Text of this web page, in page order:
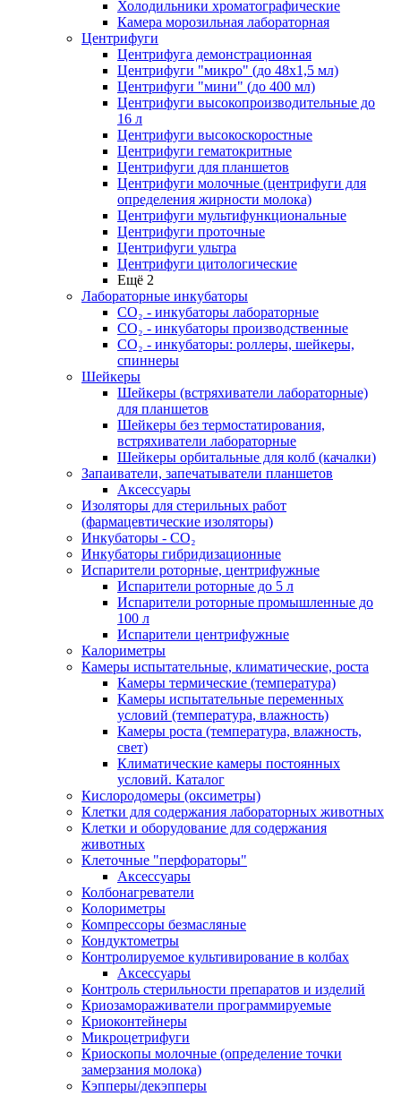
Холодильники хроматографические
Камера морозильная лабораторная
Центрифуги
Центрифуга демонстрационная
Центрифуги "микро" (до 48x1,5 мл)
Центрифуги "мини" (до 400 мл)
Центрифуги высокопроизводительные до
16 л
Центрифуги высокоскоростные
Центрифуги гематокритные
Центрифуги для планшетов
Центрифуги молочные (центрифуги для
определения жирности молока)
Центрифуги мультифункциональные
Центрифуги проточные
Центрифуги ультра
Центрифуги цитологические
Ещё 2
Лабораторные инкубаторы
СО₂ - инкубаторы лабораторные
СО₂ - инкубаторы производственные
СО₂ - инкубаторы: роллеры, шейкеры,
спиннеры
Шейкеры
Шейкеры (встряхиватели лабораторные)
для планшетов
Шейкеры без термостатирования,
встряхиватели лабораторные
Шейкеры орбитальные для колб (качалки)
Запаиватели, запечатыватели планшетов
Аксессуары
Изоляторы для стерильных работ
(фармацевтические изоляторы)
Инкубаторы - CO₂
Инкубаторы гибридизационные
Испарители роторные, центрифужные
Испарители роторные до 5 л
Испарители роторные промышленные до
100 л
Испарители центрифужные
Калориметры
Камеры испытательные, климатические, роста
Камеры термические (температура)
Камеры испытательные переменных
условий (температура, влажность)
Камеры роста (температура, влажность,
свет)
Климатические камеры постоянных
условий. Каталог
Кислородомеры (оксиметры)
Клетки для содержания лабораторных животных
Клетки и оборудование для содержания
животных
Клеточные "перфораторы"
Аксессуары
Колбонагреватели
Колориметры
Компрессоры безмасляные
Кондуктометры
Контролируемое культивирование в колбах
Аксессуары
Контроль стерильности препаратов и изделий
Криозамораживатели программируемые
Криоконтейнеры
Микроцетрифуги
Криоскопы молочные (определение точки
замерзания молока)
Кэпперы/декэпперы